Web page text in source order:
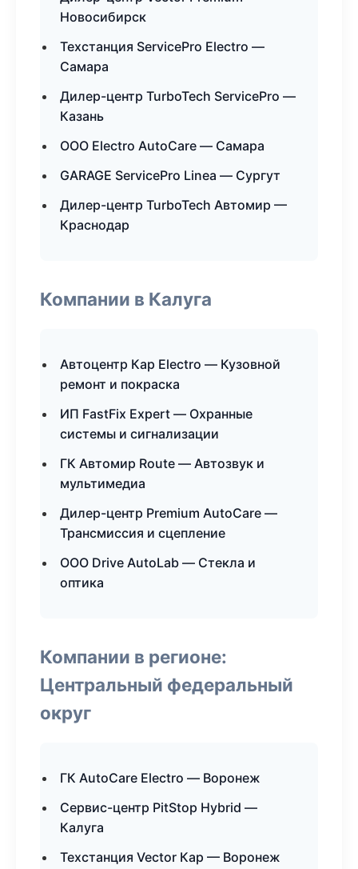
Новосибирск
Техстанция ServicePro Electro —
Самара
Дилер-центр TurboTech ServicePro —
Казань
ООО Electro AutoCare — Самара
GARAGE ServicePro Linea — Сургут
Дилер-центр TurboTech Автомир —
Краснодар
Компании в Калуга
Автоцентр Кар Electro — Кузовной
ремонт и покраска
ИП FastFix Expert — Охранные
системы и сигнализации
ГК Автомир Route — Автозвук и
мультимедиа
Дилер-центр Premium AutoCare —
Трансмиссия и сцепление
ООО Drive AutoLab — Стекла и
оптика
Компании в регионе:
Центральный федеральный
округ
ГК AutoCare Electro — Воронеж
Сервис-центр PitStop Hybrid —
Калуга
Техстанция Vector Кар — Воронеж